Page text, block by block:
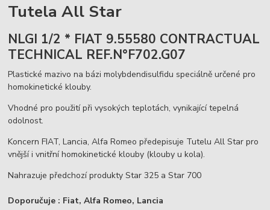
Tutela All Star
NLGI 1/2 * FIAT 9.55580 CONTRACTUAL
TECHNICAL REF.N°F702.G07
Plastické mazivo na bázi molybdendisulfidu speciálně určené pro
homokinetické klouby.
Vhodné pro použití při vysokých teplotách, vynikající tepelná
odolnost.
Koncern FIAT, Lancia, Alfa Romeo předepisuje Tutelu All Star pro
vnější i vnitřní homokinetické klouby (klouby u kola).
Nahrazuje předchozí produkty Star 325 a Star 700
Doporučuje : Fiat, Alfa Romeo, Lancia